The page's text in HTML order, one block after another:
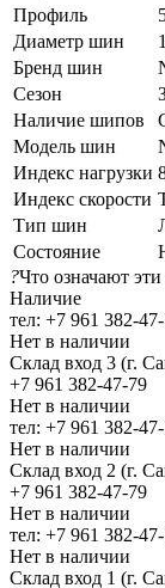
Профиль
Диаметр шин
Бренд шин
Сезон
Наличие шипов
Модель шин
Индекс нагрузки
Индекс скорости
Тип шин
Состояние
?Что означают
Наличие
тел: +7 961 382-
Нет в наличии
Склад вход 3 (г.
+7 961 382-47-79
Нет в наличии
тел: +7 961 382-
Нет в наличии
Склад вход 2 (г.
+7 961 382-47-79
Нет в наличии
тел: +7 961 382-
Нет в наличии
Склад вход 1 (г.